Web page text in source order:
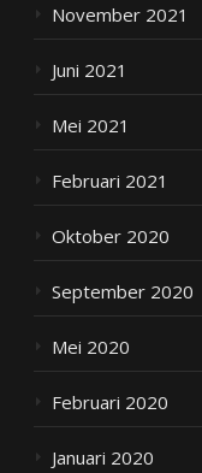
November 2021
Juni 2021
Mei 2021
Februari 2021
Oktober 2020
September 2020
Mei 2020
Februari 2020
Januari 2020